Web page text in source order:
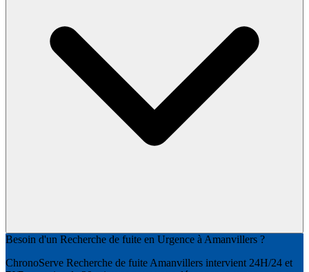
Besoin d'un Recherche de fuite en Urgence à Amanvillers ?
ChronoServe Recherche de fuite Amanvillers intervient 24H/24 et